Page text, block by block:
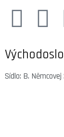
Sídlo: B.